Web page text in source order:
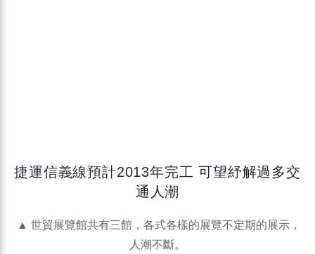
捷運信義線預計2013年完工 可望紓解過多交
通人潮
▲ 世貿展覽館共有三館，各式各樣的展覽不定期的展示，
人潮不斷。